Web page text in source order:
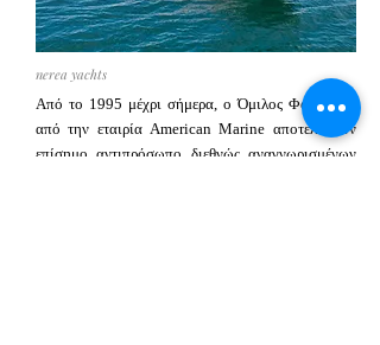
nerea yachts
Από το 1995 μέχρι σήμερα, ο Όμιλος Φάις μέσα
από την εταιρία American Marine αποτελεί τον
επίσημο αντιπρόσωπο διεθνώς αναγνωρισμένων